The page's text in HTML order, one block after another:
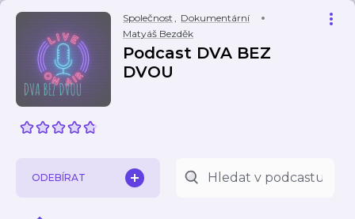
Společnost , Dokumentární
Matyáš Bezděk
Podcast DVA BEZ
DVOU
ODEBÍRAT